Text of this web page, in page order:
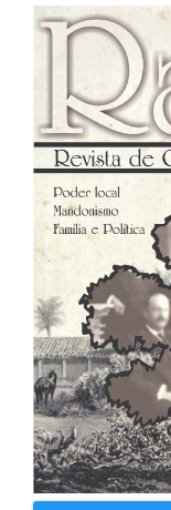
Barra
lateral
de